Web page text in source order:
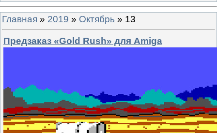
Главная » 2019 » Октябрь » 13
Предзаказ «Gold Rush» для Amiga